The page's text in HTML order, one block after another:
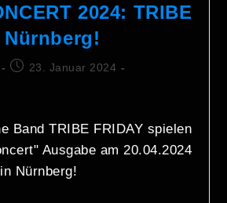
2024: TRIBE
Nürnberg!
23. Januar 2024
Band TRIBE FRIDAY spielen
Ausgabe am 20.04.2024
Nürnberg!